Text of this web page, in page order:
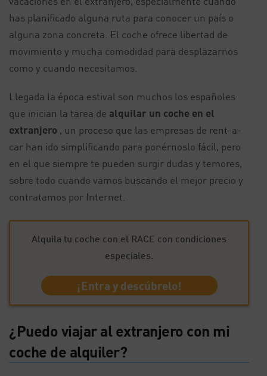
has planificado alguna ruta para conocer un país o
alguna zona concreta. El coche ofrece libertad de
movimiento y mucha comodidad para desplazarnos
como y cuando necesitamos.
Llegada la época estival son muchos los españoles
que inician la tarea de alquilar un coche en el
extranjero , un proceso que las empresas de rent-a-
car han ido simplificando para ponérnoslo fácil, pero
en el que siempre te pueden surgir dudas y temores,
sobre todo cuando vamos buscando el mejor precio y
contratamos por Internet.
Alquila tu coche con el RACE con condiciones
especiales.
¡Entra y descúbrelo!
¿Puedo viajar al extranjero con mi
coche de alquiler?